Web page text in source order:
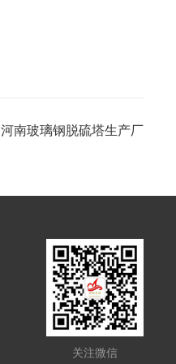
河南玻璃钢脱硫塔生产厂
关注微信